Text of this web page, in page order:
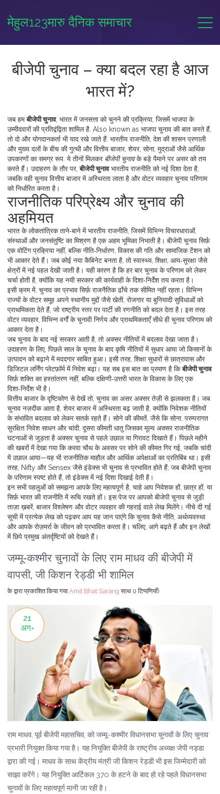
मेहुल123मारु दैनिक समाचार
बीजेपी चुनाव – क्या बदल रहा है आज
भारत में?
जब हमबीजेपी चुनाव, भारत में जनसत्ता को चुनने की प्रक्रिया, जिसमें भाजपा के
उम्मीदवारों की प्रतिद्वंद्विता शामिल है . Also known as भाजपा चुनाव की बात करते हैं,
तो दो और योगदानकर्ता भी याद रखे जाते हैं: भारतीय राजनीति देश की शासन प्रणाली
और मुख्य दलों के बीच की गुत्थीऔरवित्तीय बाजार, शेयर, सोना, मुद्राओं जैसे आर्थिक
उपकरणों का समग्र रूप . ये तीनों मिलकर बीजेपी चुनावके बड़े पैमाने पर असर को तय
करते हैं। उदाहरण के तौर पर,बीजेपी चुनावभारतीय राजनीति को नई दिशा देता है,
जबकि वही चुनाव वित्तीय बाजार में अस्थिरता लाता है और वोटर व्यवहार चुनाव परिणाम
को निर्धारित करता है।
राजनीतिक परिप्रेक्ष्य और चुनाव की
अहमियत
भारत के लोकतांत्रिक ताने‑बाने मेंभारतीय राजनीति जिसमें विभिन्न विचारधाराओं,
संस्थाओं और जनसंतुष्टि का मिश्रण है एक अहम भूमिका निभाती है। बीजेपी चुनाव सिर्फ़
एक वोटिंग प्रक्रिया नहीं, बल्कि नीति‑निर्धारण, विकास की गति और सामाजिक टेंशन को
भी आकार देते हैं। जब कोई नया कैबिनेट बनता है, तो स्वास्थ्य, शिक्षा, आय‑सुरक्षा जैसे
क्षेत्रों में नई पहल देखी जाती है। यही कारण है कि हर बार चुनाव के परिणाम को लेकर
चर्चा होती है, क्योंकि यह नयी सरकार की कार्यवाही के दिशा‑निर्देश तय करता है।
इसी क्रम में, चुनाव का प्रभाव सिर्फ़ राजनैतिक ढाँचे तक सीमित नहीं रहता। विभिन्न
राज्यों के वोटर समूह अपने स्थानीय मुद्दों जैसे खेती, रोजगार या बुनियादी सुविधाओं को
प्राथमिकता देते हैं, जो राष्ट्रीय स्तर पर पार्टी की रणनीति को बदल देता है। इस तरह
वोटर व्यवहार, विभिन्न वर्गों के चुनावी निर्णय और प्राथमिकताएँसीधे ही चुनाव परिणाम को
आकार देता है।
जब चुनाव के बाद नई सरकार आती है, तो अक्सर नीतियों में बदलाव देखा जाता है।
उदाहरण के लिए, पिछले साल के चुनाव के बाद कृषि नीतियों में सुधार आया जो किसानों के
उत्पादन को बढ़ाने में मददगार साबित हुआ। इसी तरह, शिक्षा सुधारों से छात्रावास और
डिजिटल लर्निंग प्लेटफ़ॉर्म में निवेश बढ़ा। यह सब इस बात का प्रमाण है किबीजेपी चुनाव
सिर्फ़ शक्ति का हस्तांतरण नहीं, बल्कि दक्षिणी‑उत्तरी भारत के विकास के लिए एक
दिशा‑निर्देश भी है।
वित्तीय बाजार के दृष्टिकोण से देखें तो, चुनाव का असर अक्सर तेज़ी से झलकता है। जब
चुनाव नज़दीक आता है, शेयर बाजार में अस्थिरता बढ़ जाती है, क्योंकि निवेशक नीतियों
के संभावित बदलाव को लेकर सतर्क रहते हैं। सोने की कीमतें, जैसे किसोना, परम्परागत
सुरक्षित निवेश साधन औरचांदी, दूसरा कीमती धातु जिसका मूल्य अक्सर राजनीतिक
घटनाओं से जुड़ता है अक्सर चुनाव से पहले उछाल या गिरावट दिखाते हैं। पिछले महीने
की खबरों में देखा गया कि करवा चौथ के अवसर पर सोने की कीमत गिर गई, जबकि चांदी
में उछाल आया—यह भी राजनीतिक माहौल और आर्थिक अपेक्षाओं का प्रतिबिंब था। इसी
तरह, Nifty और Sensex जैसे इंडेक्स भी चुनाव से प्रभावित होते हैं; जब बीजेपी चुनाव
के परिणाम स्पष्ट होते हैं, तो इंडेक्स में नई दिशा दिखाई देती है।
इन सभी पहलुओं को समझना आपके लिए महत्वपूर्ण है, चाहे आप निवेशक हों, छात्र हों, या
सिर्फ़ भारत की राजनीति में रूचि रखते हों। इस पेज पर आपको बीजेपी चुनाव से जुड़ी
ताज़ा ख़बरें, बाजार विश्लेषण और वोटर व्यवहार की गहराई वाले लेख मिलेंगे। नीचे दी गई
सूची में प्रत्येक लेख को पढ़कर आप यह जान पाएंगे कि चुनाव कैसे नीति, अर्थव्यवस्था
और आपके रोज़मर्रा के जीवन को प्रभावित करता है। चलिए, आगे बढ़ते हैं और इन लेखों
में छिपे प्रमुख अंतर्दृष्टियों को देखते हैं।
जम्मू-कश्मीर चुनावों के लिए राम माधव की बीजेपी में
वापसी, जी किशन रेड्डी भी शामिल
के द्वारा प्रकाशित किया गया Amit Bhat Sarang साथ 0 टिप्पणियाँ)
21
अग॰
राम माधव, पूर्व बीजेपी महासचिव, को जम्मू-कश्मीर विधानसभा चुनावों के लिए चुनाव
प्रभारी नियुक्त किया गया है। यह नियुक्ति बीजेपी के राष्ट्रीय अध्यक्ष जेपी नड्डा
द्वारा की गई। माधव के साथ केंद्रीय मंत्री जी किशन रेड्डी भी इस जिम्मेदारी को
साझा करेंगे। यह नियुक्ति आर्टिकल 370 के हटने के बाद हो रहे पहले विधानसभा
चुनावों के लिए महत्वपूर्ण मानी जा रही है।